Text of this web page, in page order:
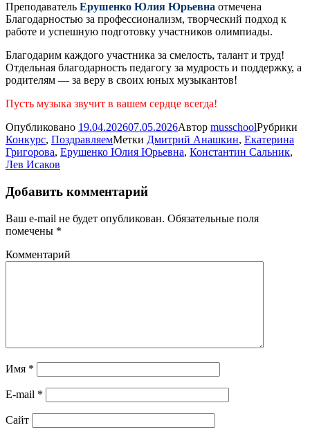
Преподаватель Ерушенко Юлия Юрьевна отмечена
Благодарностью за профессионализм, творческий подход к
работе и успешную подготовку участников олимпиады.
Благодарим каждого участника за смелость, талант и труд!
Отдельная благодарность педагогу за мудрость и поддержку, а
родителям — за веру в своих юных музыкантов!
Пусть музыка звучит в вашем сердце всегда!
Опубликовано 19.04.202607.05.2026Автор musschoolРубрики
Конкурс, ПоздравляемМетки Дмитрий Анашкин, Екатерина
Григорова, Ерушенко Юлия Юрьевна, Константин Сальник,
Лев Исаков
Добавить комментарий
Ваш e-mail не будет опубликован. Обязательные поля
помечены *
Комментарий
Имя *
E-mail *
Сайт